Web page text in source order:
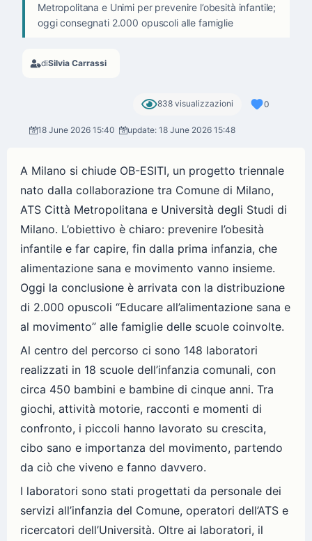
Metropolitana e Unimi per prevenire l’obesità infantile;
oggi consegnati 2.000 opuscoli alle famiglie
diSilvia Carrassi
838 visualizzazioni 0
18 June 2026 15:40 update: 18 June 2026 15:48
A Milano si chiude OB-ESITI, un progetto triennale
nato dalla collaborazione tra Comune di Milano,
ATS Città Metropolitana e Università degli Studi di
Milano. L’obiettivo è chiaro: prevenire l’obesità
infantile e far capire, fin dalla prima infanzia, che
alimentazione sana e movimento vanno insieme.
Oggi la conclusione è arrivata con la distribuzione
di 2.000 opuscoli “Educare all’alimentazione sana e
al movimento” alle famiglie delle scuole coinvolte.
Al centro del percorso ci sono 148 laboratori
realizzati in 18 scuole dell’infanzia comunali, con
circa 450 bambini e bambine di cinque anni. Tra
giochi, attività motorie, racconti e momenti di
confronto, i piccoli hanno lavorato su crescita,
cibo sano e importanza del movimento, partendo
da ciò che viveno e fanno davvero.
I laboratori sono stati progettati da personale dei
servizi all’infanzia del Comune, operatori dell’ATS e
ricercatori dell’Università. Oltre ai laboratori, il